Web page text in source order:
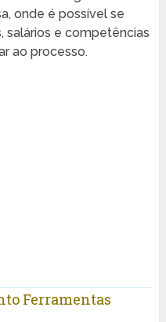
onde é possível se
salários e competências
ao processo.
Ferramentas